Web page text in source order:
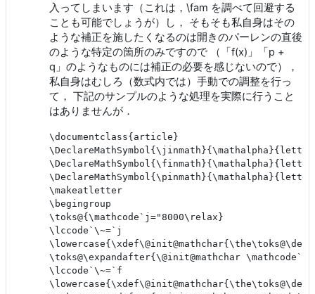
入ってしまいます（これは，\fam を調べて回避する
ことも可能でしょうが）し， そもそも私自身はその
ような補正を施したくなるのは開きのパーレンの直後
のような特定の箇所のみですので （「f(x)」「p +
q」のようなものには補正の必要を感じないので），
私自身はむしろ（数式内では）手動での調整を行っ
て， 下記のサンプルのような処理を実際に行うこと
はありませんが．
\documentclass{article}
\makeatletter
\begingroup
\toks@{\mathcode`j="8000\relax}
\lccode`\~=`j
\toks@\expandafter{\@init@mathchar
\lccode`\~=`f